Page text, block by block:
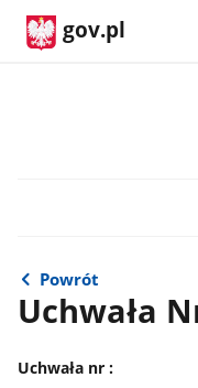
gov.pl
Powrót
Uchwała
Uchwała nr :